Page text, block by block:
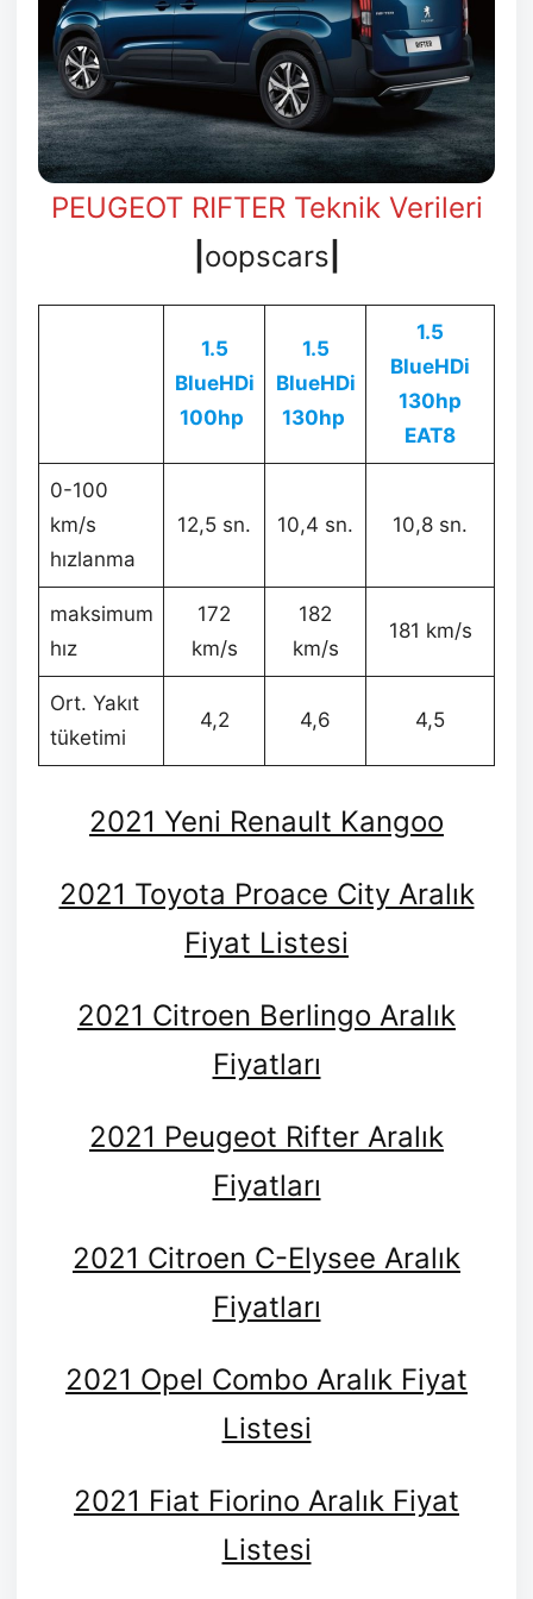
PEUGEOT RIFTER Teknik Verileri
oopscars
1.5
BlueHDi
100hp
1.5
BlueHDi
130hp
1.5
BlueHDi
130hp
EAT8
0-100
km/s
hızlanma
12,5 sn. 10,4 sn. 10,8 sn.
maksimum
hız
172
km/s
182
km/s
181 km/s
Ort. Yakıt
tüketimi
4,2 4,6 4,5
2021 Yeni Renault Kangoo
2021 Toyota Proace City Aralık
Fiyat Listesi
2021 Citroen Berlingo Aralık
Fiyatları
2021 Peugeot Rifter Aralık
Fiyatları
2021 Citroen C-Elysee Aralık
Fiyatları
2021 Opel Combo Aralık Fiyat
Listesi
2021 Fiat Fiorino Aralık Fiyat
Listesi